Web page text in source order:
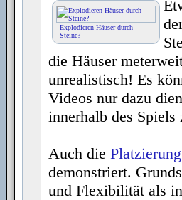
Explodieren Häuser durch
Steine?
die Häuser
unrealistisch! Es
Videos nur dazu
innerhalb des Spiels
Auch die Platzierung
demonstriert.
und Flexibilität als